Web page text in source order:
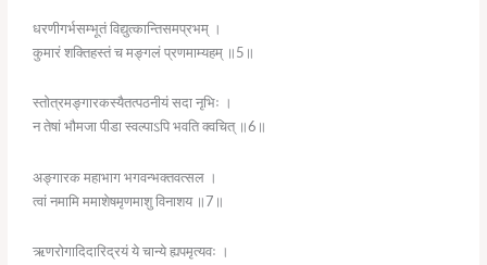
धरणीगर्भसम्भूतं विद्युत्कान्तिसमप्रभम् ।
कुमारं शक्तिहस्तं च मङ्गलं प्रणमाम्यहम् ॥5॥
स्तोत्रमङ्गारकस्यैतत्पठनीयं सदा नृभिः ।
न तेषां भौमजा पीडा स्वल्पाऽपि भवति क्वचित् ॥6॥
अङ्गारक महाभाग भगवन्भक्तवत्सल ।
त्वां नमामि ममाशेषमृणमाशु विनाशय ॥7॥
ऋणरोगादिदारिद्रयं ये चान्ये ह्यपमृत्यवः ।